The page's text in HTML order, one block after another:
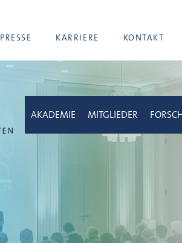
PRESSE KARRIERE KONTAKT
AKADEMIE MITGLIEDER